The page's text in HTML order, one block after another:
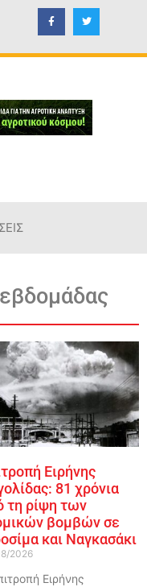
Ειρήνης
81 χρόνια
τη ρίψη των
βομβών σε
και Ναγκασάκι
2026
Ειρήνης